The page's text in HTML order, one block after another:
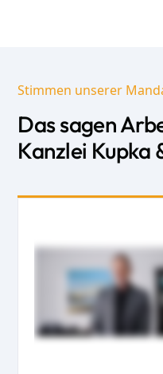
Stimmen unserer
Das sagen
Kanzlei Kupka